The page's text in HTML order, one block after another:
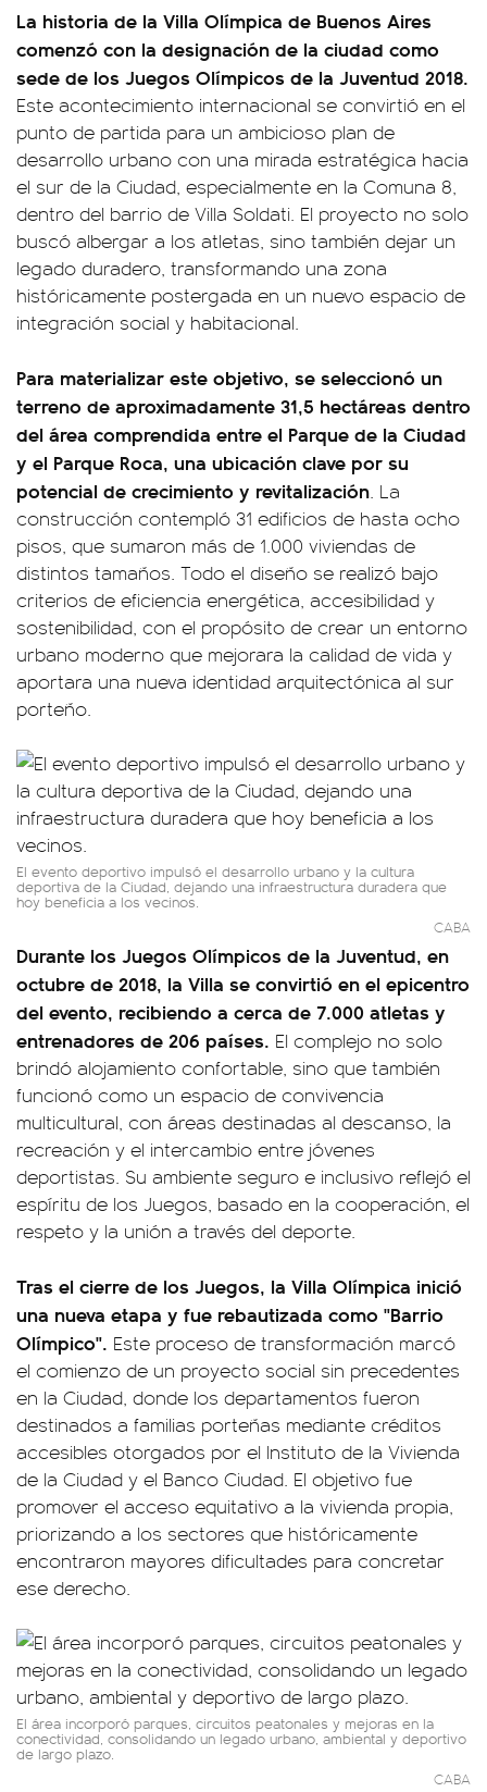
La historia de la Villa Olímpica de Buenos Aires
comenzó con la designación de la ciudad como
sede de los Juegos Olímpicos de la Juventud 2018.
Este acontecimiento internacional se convirtió en el
punto de partida para un ambicioso plan de
desarrollo urbano con una mirada estratégica hacia
el sur de la Ciudad, especialmente en la Comuna 8,
dentro del barrio de Villa Soldati. El proyecto no solo
buscó albergar a los atletas, sino también dejar un
legado duradero, transformando una zona
históricamente postergada en un nuevo espacio de
integración social y habitacional.
Para materializar este objetivo, se seleccionó un
terreno de aproximadamente 31,5 hectáreas dentro
del área comprendida entre el Parque de la Ciudad
y el Parque Roca, una ubicación clave por su
potencial de crecimiento y revitalización. La
construcción contempló 31 edificios de hasta ocho
pisos, que sumaron más de 1.000 viviendas de
distintos tamaños. Todo el diseño se realizó bajo
criterios de eficiencia energética, accesibilidad y
sostenibilidad, con el propósito de crear un entorno
urbano moderno que mejorara la calidad de vida y
aportara una nueva identidad arquitectónica al sur
porteño.
El evento deportivo impulsó el desarrollo urbano y la cultura
deportiva de la Ciudad, dejando una infraestructura duradera que
hoy beneficia a los vecinos.
CABA
Durante los Juegos Olímpicos de la Juventud, en
octubre de 2018, la Villa se convirtió en el epicentro
del evento, recibiendo a cerca de 7.000 atletas y
entrenadores de 206 países. El complejo no solo
brindó alojamiento confortable, sino que también
funcionó como un espacio de convivencia
multicultural, con áreas destinadas al descanso, la
recreación y el intercambio entre jóvenes
deportistas. Su ambiente seguro e inclusivo reflejó el
espíritu de los Juegos, basado en la cooperación, el
respeto y la unión a través del deporte.
Tras el cierre de los Juegos, la Villa Olímpica inició
una nueva etapa y fue rebautizada como "Barrio
Olímpico". Este proceso de transformación marcó
el comienzo de un proyecto social sin precedentes
en la Ciudad, donde los departamentos fueron
destinados a familias porteñas mediante créditos
accesibles otorgados por el Instituto de la Vivienda
de la Ciudad y el Banco Ciudad. El objetivo fue
promover el acceso equitativo a la vivienda propia,
priorizando a los sectores que históricamente
encontraron mayores dificultades para concretar
ese derecho.
El área incorporó parques, circuitos peatonales y mejoras en la
conectividad, consolidando un legado urbano, ambiental y deportivo
de largo plazo.
CABA